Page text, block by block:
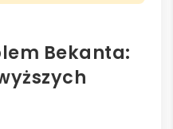
Bekanta: